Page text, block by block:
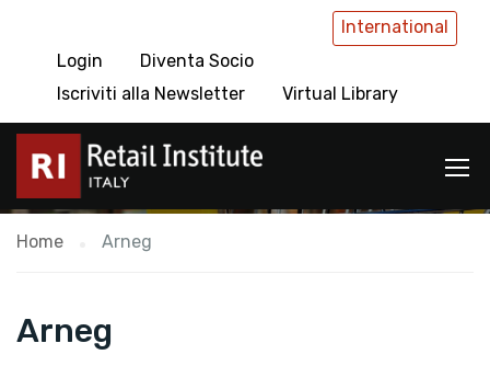
International
Login
Diventa Socio
Iscriviti alla Newsletter
Virtual Library
Arneg
Home Arneg
Arneg